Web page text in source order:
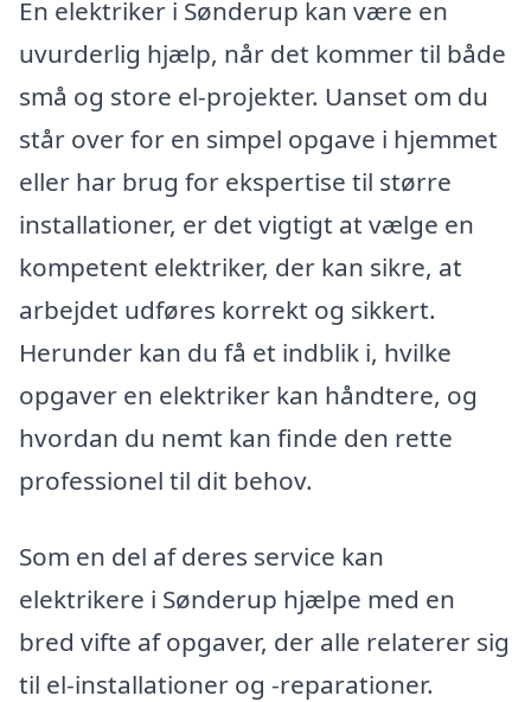
En elektriker i Sønderup kan være en
uvurderlig hjælp, når det kommer til både
små og store el-projekter. Uanset om du
står over for en simpel opgave i hjemmet
eller har brug for ekspertise til større
installationer, er det vigtigt at vælge en
kompetent elektriker, der kan sikre, at
arbejdet udføres korrekt og sikkert.
Herunder kan du få et indblik i, hvilke
opgaver en elektriker kan håndtere, og
hvordan du nemt kan finde den rette
professionel til dit behov.
Som en del af deres service kan
elektrikere i Sønderup hjælpe med en
bred vifte af opgaver, der alle relaterer sig
til el-installationer og -reparationer.